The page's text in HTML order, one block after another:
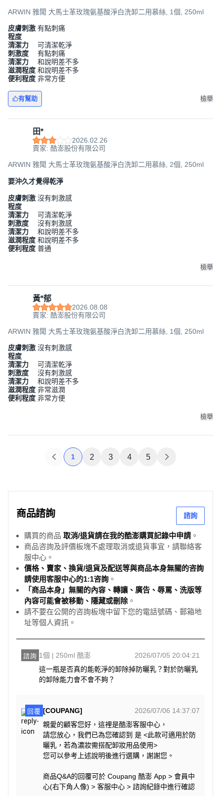
ARWIN 雅聞 大馬士革玫瑰氨基酸淨白洗卸二用慕絲, 1個, 250ml
皮膚刺激
程度
有點刺痛
清潔力
可清潔乾淨
刺激度
有點刺痛
清潔力
和說明差不多
滋潤程度 和說明差不多
便利程度 非常方便
有幫助 檢舉
田*
2026.02.26
賣家: 酷澎股份有限公司
ARWIN 雅聞 大馬士革玫瑰氨基酸淨白洗卸二用慕絲, 2個, 250ml
要沖久才覺得乾淨
皮膚刺激
程度
沒有刺激感
清潔力
可清潔乾淨
刺激度
沒有刺激感
清潔力
和說明差不多
滋潤程度 和說明差不多
便利程度 普通
檢舉
黃*郁
2026.08.08
賣家: 酷澎股份有限公司
ARWIN 雅聞 大馬士革玫瑰氨基酸淨白洗卸二用慕絲, 1個, 250ml
皮膚刺激
程度
沒有刺激感
清潔力
可清潔乾淨
刺激度
沒有刺激感
清潔力
和說明差不多
滋潤程度 非常滋潤
便利程度 非常方便
檢舉
1 2 3 4 5
商品諮詢 諮詢
購買的商品 取消/退貨請在我的酷澎購買記錄中申請 。
商品咨詢及評價板塊不處理取消或退貨事宜，請聯絡客
服中心。
價格、賣家、換貨/退貨及配送等與商品本身無關的咨詢
請使用客服中心的1:1咨詢 。
「商品本身」無關的內容、轉讓、廣告、辱罵、洗版等
內容可能會被移動、隱藏或刪除。
請不要在公開的咨詢板塊中留下您的電話號碼、郵箱地
址等個人資訊。
諮詢 1個 | 250ml 酷澎
2026/07/05 20:04:21
這一瓶是否真的能乾淨的卸除掉防曬乳？對於防曬乳
的卸除能力會不會不夠？
回覆 [COUPANG]
2026/07/06 14:37:07
親愛的顧客您好，這裡是酷澎客服中心，
請您放心，我們已為您確認到 是 <此款可適用於防
曬乳，若為濃妝需搭配卸妝用品使用>
您可以參考上述說明後進行選購，謝謝您。
商品Q&A的回覆可於 Coupang 酷澎 App > 會員中
心(右下角人像) > 客服中心 > 諮詢紀錄中進行確認